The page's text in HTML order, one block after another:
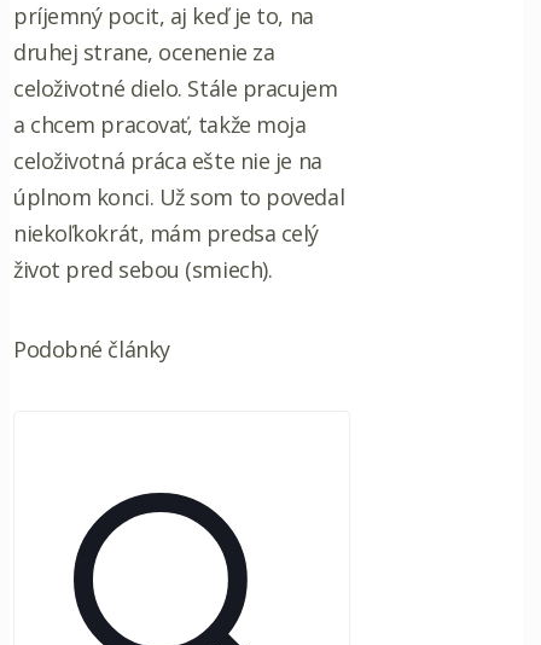
príjemný pocit, aj keď je to, na
druhej strane, ocenenie za
celoživotné dielo. Stále pracujem
a chcem pracovať, takže moja
celoživotná práca ešte nie je na
úplnom konci. Už som to povedal
niekoľkokrát, mám predsa celý
život pred sebou (smiech).
Podobné články